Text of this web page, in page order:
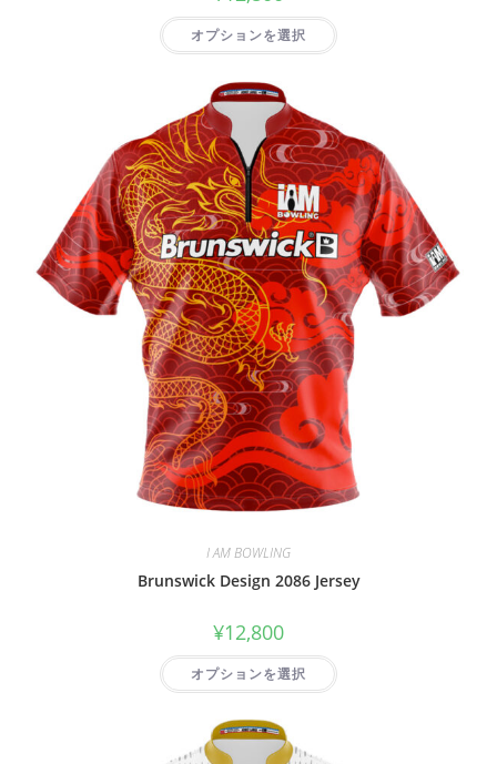
オプションを選択
I AM BOWLING
Brunswick Design 2086 Jersey
¥12,800
オプションを選択